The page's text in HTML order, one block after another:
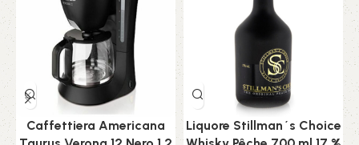
Caffettiera Americana
Liquore Stillman´s Choice